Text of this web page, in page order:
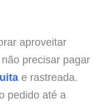
aproveitar
precisar pagar
e rastreada.
pedido até a